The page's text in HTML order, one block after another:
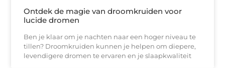
Ontdek de magie van droomkruiden voor
lucide dromen
Ben je klaar om je nachten naar een hoger niveau te
tillen? Droomkruiden kunnen je helpen om diepere,
levendigere dromen te ervaren en je slaapkwaliteit